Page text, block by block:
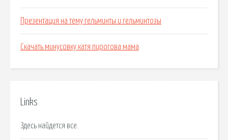
Презентация на тему гельминты и гельминтозы
Скачать минусовку катя пирогова мама
Links
Здесь найдется все.